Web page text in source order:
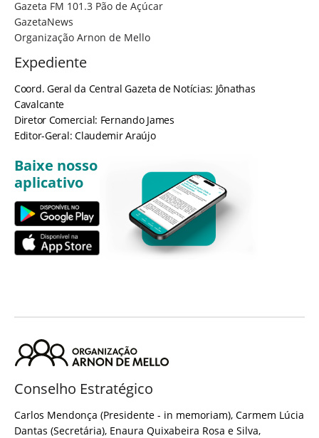
Gazeta FM 101.3 Pão de Açúcar
GazetaNews
Organização Arnon de Mello
Expediente
Coord. Geral da Central Gazeta de Notícias: Jônathas
Cavalcante
Diretor Comercial: Fernando James
Editor-Geral: Claudemir Araújo
Baixe nosso
aplicativo
Conselho Estratégico
Carlos Mendonça (Presidente - in memoriam), Carmem Lúcia
Dantas (Secretária), Enaura Quixabeira Rosa e Silva,